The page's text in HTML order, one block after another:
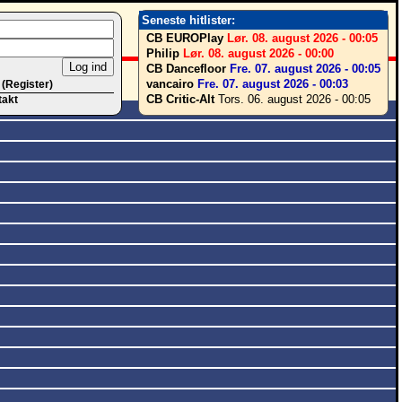
Seneste hitlister:
CB EUROPlay Lør. 08. august 2026 - 00:05
Philip Lør. 08. august 2026 - 00:00
CB Dancefloor Fre. 07. august 2026 - 00:05
vancairo Fre. 07. august 2026 - 00:03
CB Critic-AltTors. 06. august 2026 - 00:05